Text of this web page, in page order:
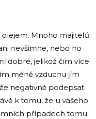
olejem. Mnoho majitelů
nevšimne, nebo ho
dobré, jelikož čím více
méně vzduchu jím
negativně podepsat
k tomu, že u vašeho
případech tomu